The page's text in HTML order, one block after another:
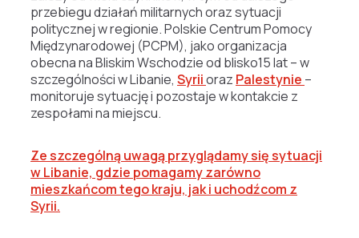
przebiegu działań militarnych oraz sytuacji
politycznej w regionie. Polskie Centrum Pomocy
Międzynarodowej (PCPM), jako organizacja
obecna na Bliskim Wschodzie od blisko15 lat – w
szczególności w Libanie, Syriioraz Palestynie –
monitoruje sytuację i pozostaje w kontakcie z
zespołami na miejscu.
Ze szczególną uwagą przyglądamy się sytuacji
w Libanie, gdzie pomagamy zarówno
mieszkańcom tego kraju, jak i uchodźcom z
Syrii.